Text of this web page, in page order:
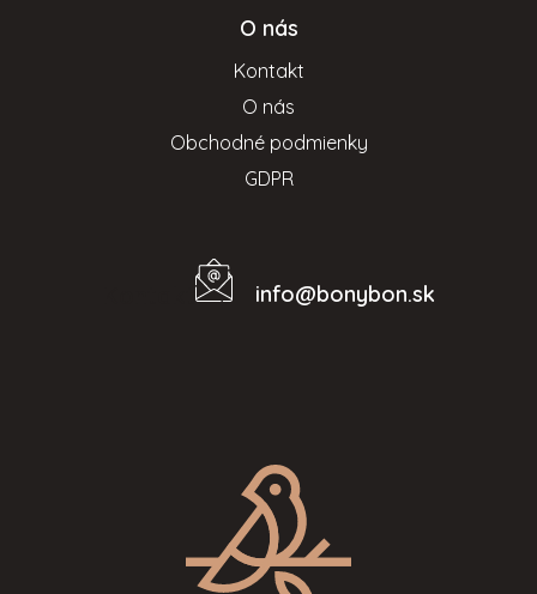
O nás
Kontakt
O nás
Obchodné podmienky
GDPR
info@bonybon.sk